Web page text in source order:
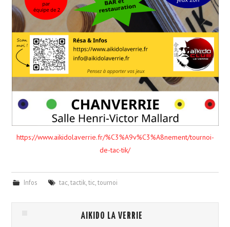
https://www.aikidolaverrie.fr/%C3%A9v%C3%A8nement/tournoi-
de-tac-tik/
Infos tac,tactik,tic,tournoi
AIKIDO LA VERRIE